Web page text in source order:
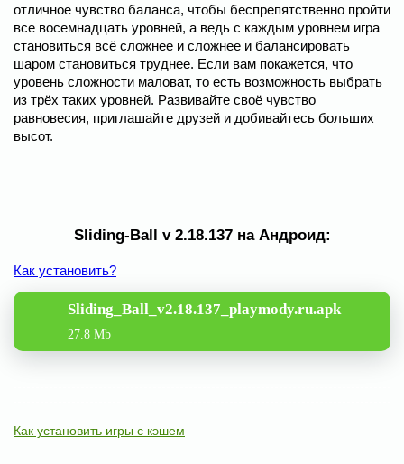
отличное чувство баланса, чтобы беспрепятственно пройти
все восемнадцать уровней, а ведь с каждым уровнем игра
становиться всё сложнее и сложнее и балансировать
шаром становиться труднее. Если вам покажется, что
уровень сложности маловат, то есть возможность выбрать
из трёх таких уровней. Развивайте своё чувство
равновесия, приглашайте друзей и добивайтесь больших
высот.
Sliding-Ball v 2.18.137 на Андроид:
Как установить?
Sliding_Ball_v2.18.137_playmody.ru.apk
27.8 Mb
Как установить игры с кэшем